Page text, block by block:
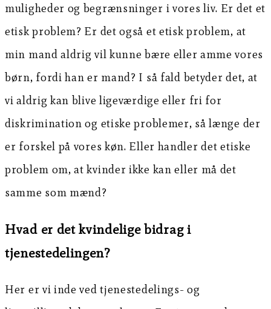
muligheder og begrænsninger i vores liv. Er det et
etisk problem? Er det også et etisk problem, at
min mand aldrig vil kunne bære eller amme vores
børn, fordi han er mand? I så fald betyder det, at
vi aldrig kan blive ligeværdige eller fri for
diskrimination og etiske problemer, så længe der
er forskel på vores køn. Eller handler det etiske
problem om, at kvinder ikke kan eller må det
samme som mænd?
Hvad er det kvindelige bidrag i
tjenestedelingen?
Her er vi inde ved tjenestedelings- og